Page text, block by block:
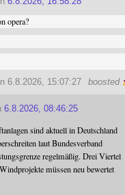
opera?
boosted
6.8.2026, 15:07:27
6.8.2026, 08:46:25
sind aktuell in Deutschland
laut Bundesverband
regelmäßig. Drei Viertel
müssen neu bewertet